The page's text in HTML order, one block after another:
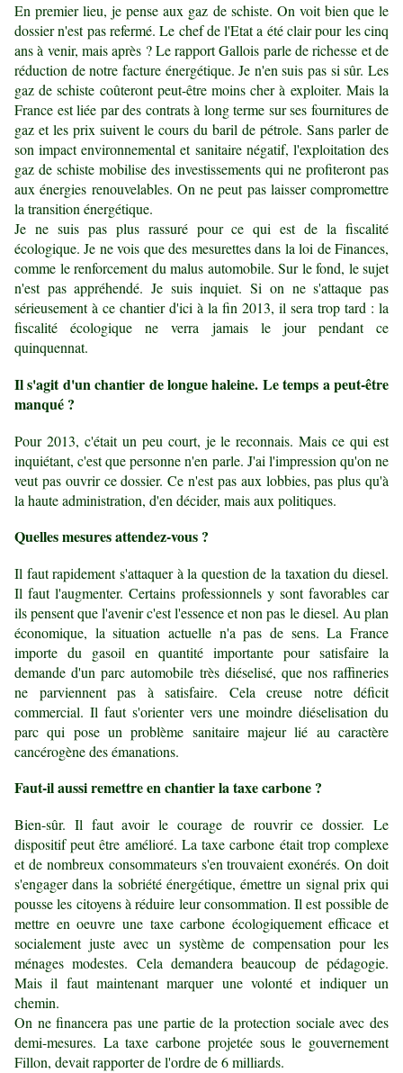
En premier lieu, je pense aux gaz de schiste. On voit bien que le
dossier n'est pas refermé. Le chef de l'Etat a été clair pour les cinq
ans à venir, mais après ? Le rapport Gallois parle de richesse et de
réduction de notre facture énergétique. Je n'en suis pas si sûr. Les
gaz de schiste coûteront peut-être moins cher à exploiter. Mais la
France est liée par des contrats à long terme sur ses fournitures de
gaz et les prix suivent le cours du baril de pétrole. Sans parler de
son impact environnemental et sanitaire négatif, l'exploitation des
gaz de schiste mobilise des investissements qui ne profiteront pas
aux énergies renouvelables. On ne peut pas laisser compromettre
la transition énergétique.
Je ne suis pas plus rassuré pour ce qui est de la fiscalité
écologique. Je ne vois que des mesurettes dans la loi de Finances,
comme le renforcement du malus automobile. Sur le fond, le sujet
n'est pas appréhendé. Je suis inquiet. Si on ne s'attaque pas
sérieusement à ce chantier d'ici à la fin 2013, il sera trop tard : la
fiscalité écologique ne verra jamais le jour pendant ce
quinquennat.
Il s'agit d'un chantier de longue haleine. Le temps a peut-être
manqué ?
Pour 2013, c'était un peu court, je le reconnais. Mais ce qui est
inquiétant, c'est que personne n'en parle. J'ai l'impression qu'on ne
veut pas ouvrir ce dossier. Ce n'est pas aux lobbies, pas plus qu'à
la haute administration, d'en décider, mais aux politiques.
Quelles mesures attendez-vous ?
Il faut rapidement s'attaquer à la question de la taxation du diesel.
Il faut l'augmenter. Certains professionnels y sont favorables car
ils pensent que l'avenir c'est l'essence et non pas le diesel. Au plan
économique, la situation actuelle n'a pas de sens. La France
importe du gasoil en quantité importante pour satisfaire la
demande d'un parc automobile très diéselisé, que nos raffineries
ne parviennent pas à satisfaire. Cela creuse notre déficit
commercial. Il faut s'orienter vers une moindre diéselisation du
parc qui pose un problème sanitaire majeur lié au caractère
cancérogène des émanations.
Faut-il aussi remettre en chantier la taxe carbone ?
Bien-sûr. Il faut avoir le courage de rouvrir ce dossier. Le
dispositif peut être amélioré. La taxe carbone était trop complexe
et de nombreux consommateurs s'en trouvaient exonérés. On doit
s'engager dans la sobriété énergétique, émettre un signal prix qui
pousse les citoyens à réduire leur consommation. Il est possible de
mettre en oeuvre une taxe carbone écologiquement efficace et
socialement juste avec un système de compensation pour les
ménages modestes. Cela demandera beaucoup de pédagogie.
Mais il faut maintenant marquer une volonté et indiquer un
chemin.
On ne financera pas une partie de la protection sociale avec des
demi-mesures. La taxe carbone projetée sous le gouvernement
Fillon, devait rapporter de l'ordre de 6 milliards.